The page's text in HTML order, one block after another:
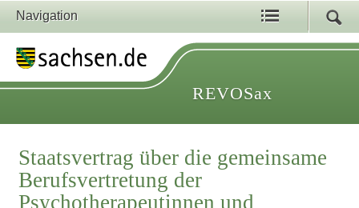
Navigation
REVOSax
Staatsvertrag über die gemeinsame
Berufsvertretung der
Psychotherapeutinnen und